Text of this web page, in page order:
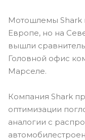
Мотошлемы Shark
Европе, но на
вышли
Головной офис
Марселе.
Компания Shark
оптимизации
аналогии с